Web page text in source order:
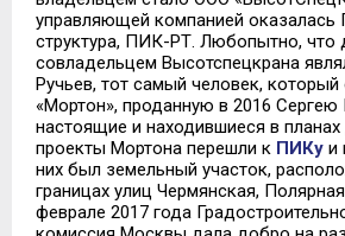
управляющей компанией оказалась
структура, ПИК-РТ. Любопытно, что
совладельцем Высотспецкрана
Ручьев, тот самый человек,
«Мортон», проданную в 2016 Сергею
настоящие и находившиеся в
проекты Мортона перешли к ПИКу и
них был земельный участок,
границах улиц Чермянская,
феврале 2017 года